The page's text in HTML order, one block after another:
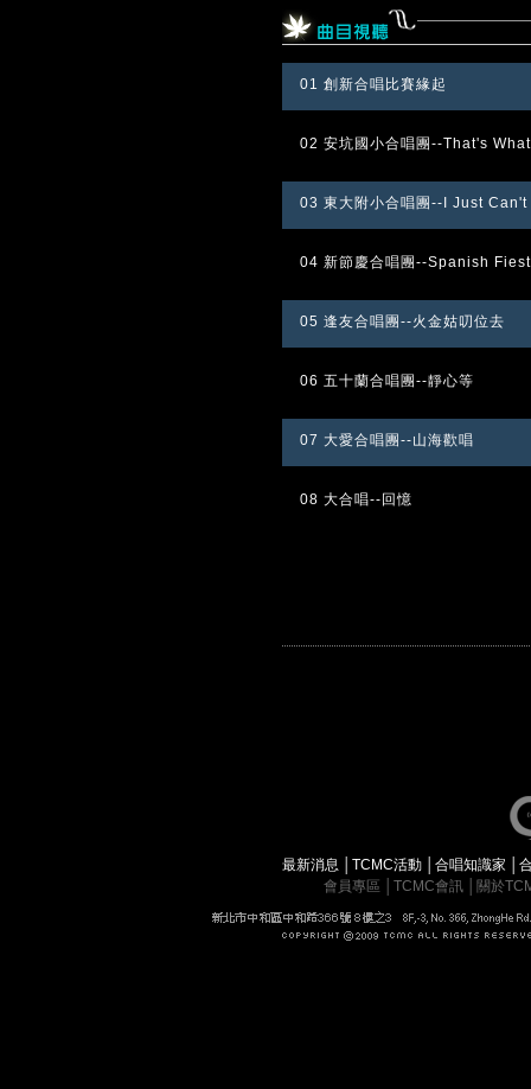
01 創新合唱比賽緣起
02 安坑國小合唱團--That's
03 東大附小合唱團--I Just
04 新節慶合唱團--Spanish
05 逢友合唱團--火金姑叨位去
06 五十蘭合唱團--靜心等
07 大愛合唱團--山海歡唱
08 大合唱--回憶
最新消息 │TCMC活動 │合唱知識家 │
會員專區
TCMC會訊 關於